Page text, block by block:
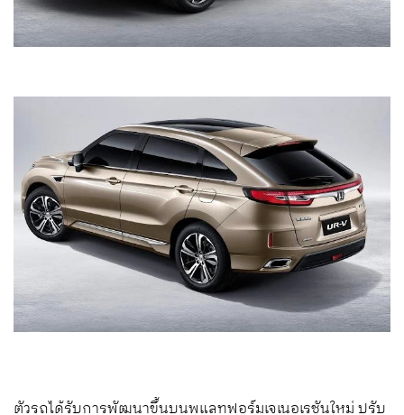
ตัวรถได้รับการพัฒนาขึ้นบนพแลทฟอร์มเจเนอเรชันใหม่ ปรับ